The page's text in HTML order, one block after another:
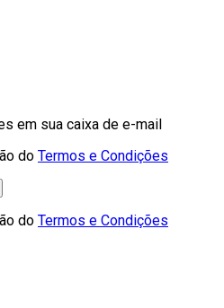
em sua caixa de e-mail
do Termos e Condições
do Termos e Condições